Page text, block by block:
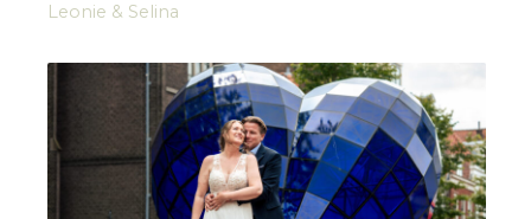
Leonie & Selina